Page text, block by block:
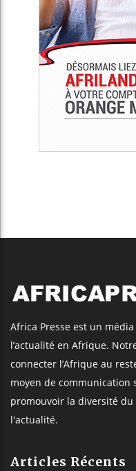
Africa Presse est un
l’actualité en Afrique.
connecter l’Afrique au
moyen de communication
promouvoir la diversité
l'actualité.
Articles Récents